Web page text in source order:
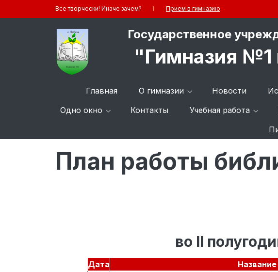
Все творчески! Иначе зачем? Прием в гимназию
Государственное
"Гимназия
Главная О гимназии Новости
Одно окно
Контакты Учебная работа
План работы
во II
Дата